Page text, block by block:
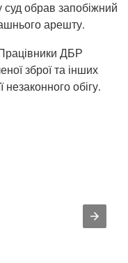
обрав запобіжний
арешту.
ДБР
зброї та інших
незаконного обігу.